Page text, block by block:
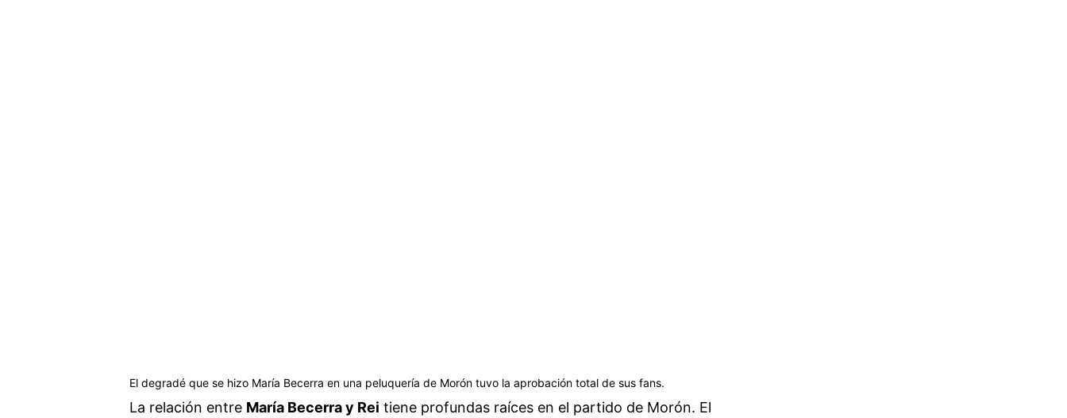
El degradé que se hizo María Becerra en una peluquería de Morón tuvo la aprobación total de sus fans.
La relación entre María Becerra y Rei tiene profundas raíces en el partido de Morón. El